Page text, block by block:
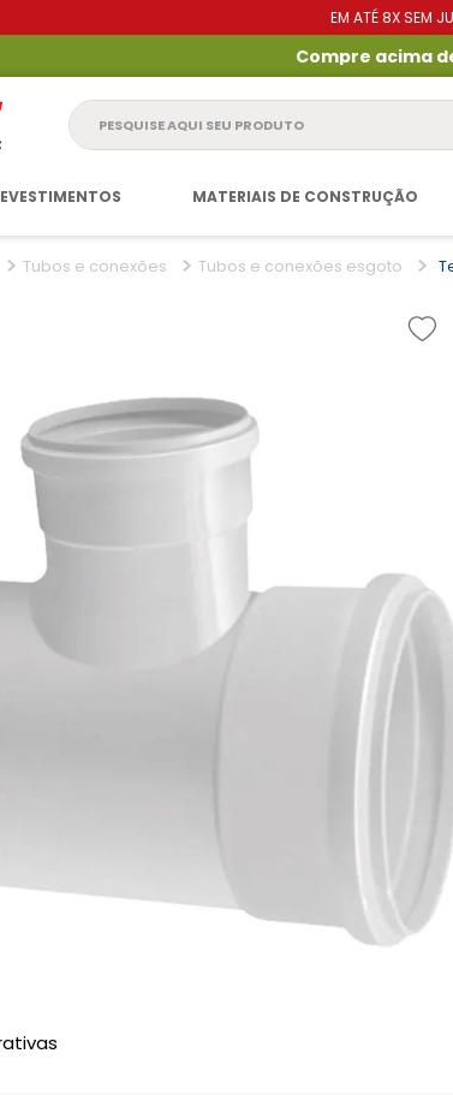
EM ATÉ 8X SEM
Compre acima
Pesquise aqui seu produto
MATERIAIS DE CONSTRUÇÃO
Tubos e conexões Tubos e conexões esgoto